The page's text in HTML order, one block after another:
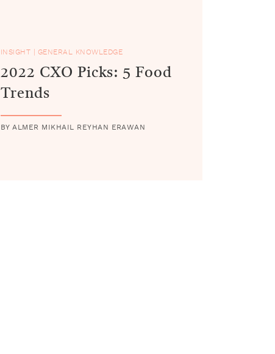
INSIGHT GENERAL KNOWLEDGE
2022 CXO Picks: 5 Food
Trends
BY ALMER MIKHAIL REYHAN ERAWAN